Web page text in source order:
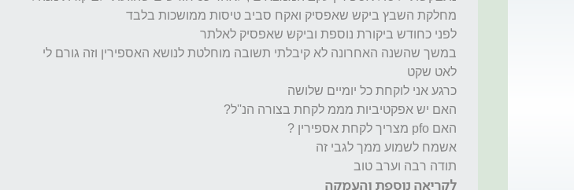
תודה רבה וערב טוב
לקריאה נוספת והעמקה